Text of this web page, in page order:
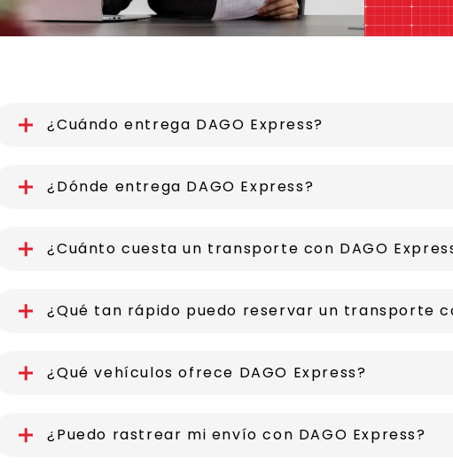
¿Cuándo entrega DAGO Express?
¿Dónde entrega DAGO Express?
¿Cuánto cuesta un transporte con DAGO
¿Qué tan rápido puedo reservar un transporte
¿Qué vehículos ofrece DAGO Express?
¿Puedo rastrear mi envío con DAGO Express?